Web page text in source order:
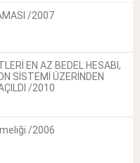
/2007
EN AZ BEDEL HESABI,
SİSTEMİ ÜZERİNDEN
/2010
/2006